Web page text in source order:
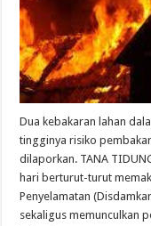
Dua kebakaran lahan
tingginya risiko
dilaporkan. TANA
hari berturut-turut
Penyelamatan
sekaligus memunculkan